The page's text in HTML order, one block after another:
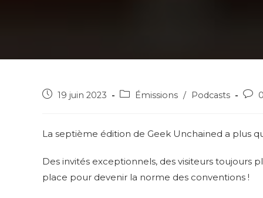
Post19 juin 2023
PostÉmissions / Podcasts
Post
La septième édition de Geek Unchained a plus
Des invités exceptionnels, des visiteurs toujours
place pour devenir la norme des conventions !